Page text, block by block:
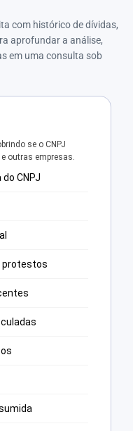
com histórico de dívidas,
aprofundar a análise,
em uma consulta sob
se o CNPJ
outras empresas.
CNPJ
protestos